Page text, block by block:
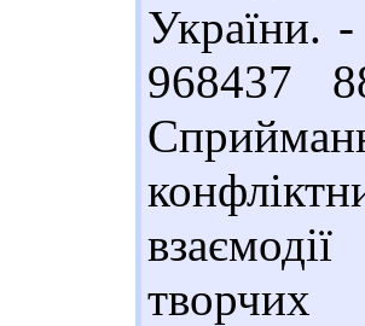
України.
968437
творчих